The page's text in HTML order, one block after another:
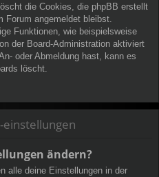
die Cookies, die phpBB erstellt
Forum angemeldet bleibst.
Funktionen, wie beispielsweise
der Board-Administration aktiviert
oder Abmeldung hast, kann es
löscht.
ändern?
alle deine Einstellungen in der